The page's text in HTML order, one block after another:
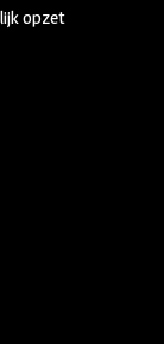
opzet